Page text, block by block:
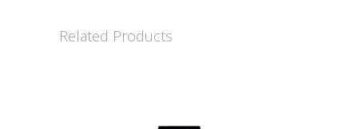
Related Products